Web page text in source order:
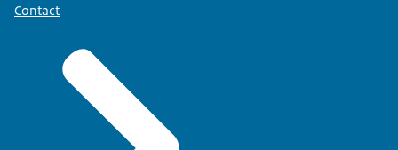
Contact